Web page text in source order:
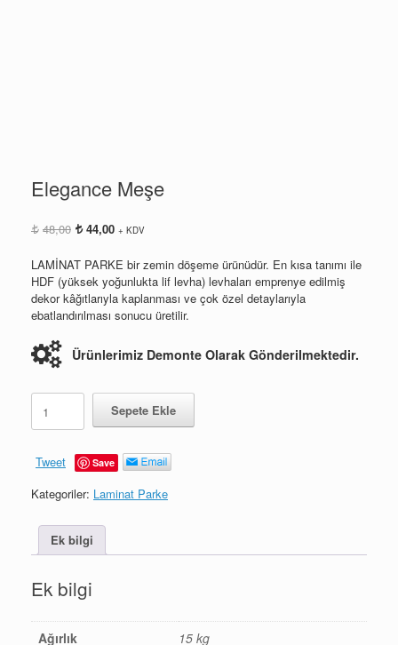
Elegance Meşe
48,00 Orijinal
48,00.
44,00Şu
fiyat:
44,00.
+ KDV
LAMİNAT PARKE bir zemin döşeme ürünüdür. En kısa tanımı ile
HDF (yüksek yoğunlukta lif levha) levhaları emprenye edilmiş
dekor kâğıtlarıyla kaplanması ve çok özel detaylarıyla
ebatlandırılması sonucu üretilir.
Ürünlerimiz Demonte Olarak Gönderilmektedir.
Elegance
Meşe
adet
Sepete Ekle
Tweet Save
Kategoriler: Laminat Parke
Ek bilgi
Ek bilgi
Ağırlık
15 kg